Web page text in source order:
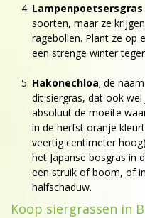
Lampenpoetsersgras
soorten, maar ze
ragebollen. Plant ze op
een strenge winter
Hakonechloa; de
dit siergras, dat ook
absoluut de moeite
in de herfst oranje
veertig centimeter
het Japanse bosgras in
een struik of boom, of
halfschaduw.
Koop siergrassen in